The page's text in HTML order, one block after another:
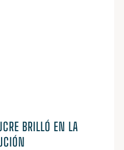
BRILLÓ EN LA